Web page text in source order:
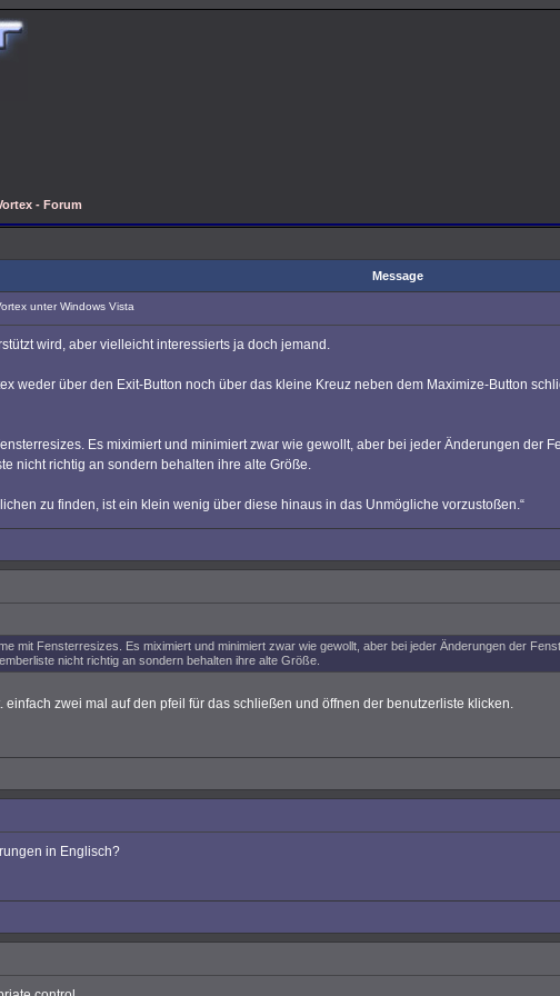
- Forum
Message
unter Windows Vista
wird, aber vielleicht interessierts ja doch jemand.
weder über den Exit-Button noch über das kleine Kreuz neben dem Maximize-Button
Es miximiert und minimiert zwar wie gewollt, aber bei jeder Änderungen der
nicht richtig an sondern behalten ihre alte Größe.
zu finden, ist ein klein wenig über diese hinaus in das Unmögliche vorzustoßen.“
mit Fensterresizes. Es miximiert und minimiert zwar wie gewollt, aber bei jeder Änderungen der
nicht richtig an sondern behalten ihre alte Größe.
zwei mal auf den pfeil für das schließen und öffnen der benutzerliste klicken.
in Englisch?